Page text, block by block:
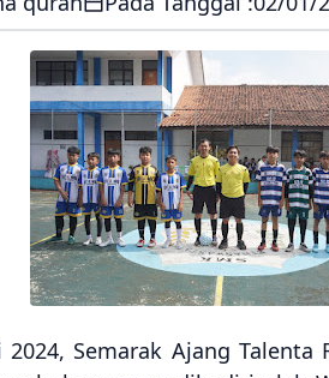
Semarak Ajang Talenta